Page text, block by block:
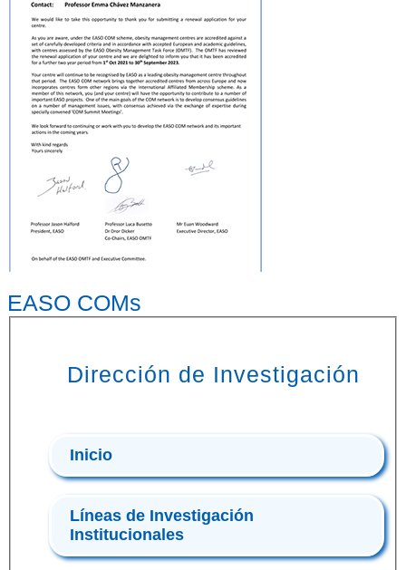
EASO COMs
Dirección de Investigación
Inicio
Líneas de Investigación
Institucionales